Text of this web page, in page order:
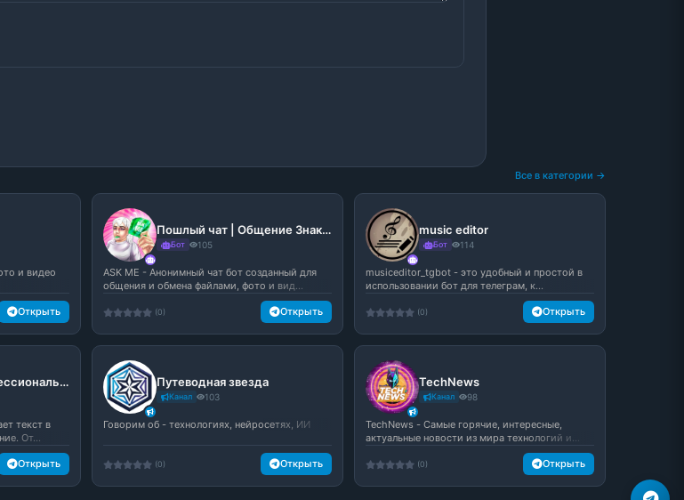
Все в категории →
и видео
Открыть
Пошлый чат | Общение Знакомства
Бот 105
ASK ME - Анонимный чат бот созданный для
общения и обмена файлами, фото и вид...
(0) Открыть
music editor
Бот 114
musiceditor_tgbot - это удобный и простой в
использовании бот для телеграм, к...
(0) Открыть
Maksobot — профессиональный текст-в-голос бот для Telegram | Бот Максим (текст в голос)
текст в
От...
Открыть
Путеводная звезда
Канал 103
Говорим об - технологиях, нейросетях, ИИ
(0) Открыть
TechNews
Канал 98
TechNews - Самые горячие, интересные,
актуальные новости из мира технологий и...
(0) Открыть